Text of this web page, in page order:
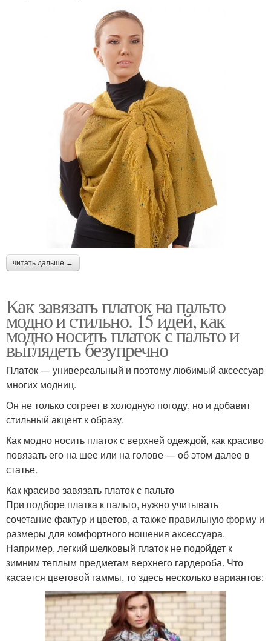
читать дальше →
Как завязать платок на пальто
модно и стильно. 15 идей, как
модно носить платок с пальто и
выглядеть безупречно
Платок — универсальный и поэтому любимый аксессуар
многих модниц.
Он не только согреет в холодную погоду, но и добавит
стильный акцент к образу.
Как модно носить платок с верхней одеждой, как красиво
повязать его на шее или на голове — об этом далее в
статье.
Как красиво завязать платок с пальто
При подборе платка к пальто, нужно учитывать
сочетание фактур и цветов, а также правильную форму и
размеры для комфортного ношения аксессуара.
Например, легкий шелковый платок не подойдет к
зимним теплым предметам верхнего гардероба. Что
касается цветовой гаммы, то здесь несколько вариантов: